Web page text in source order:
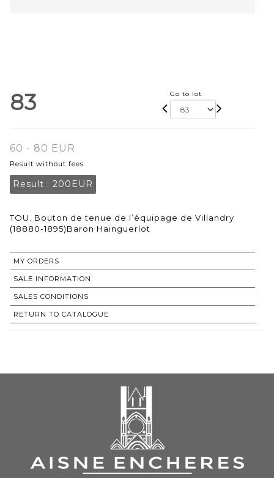
83 Go to lot
60 - 80 EUR
Result without fees
Result : 200EUR
TOU. Bouton de tenue de l’équipage de Villandry
(18880-1895)Baron Hainguerlot
MY ORDERS
SALE INFORMATION
SALES CONDITIONS
RETURN TO CATALOGUE